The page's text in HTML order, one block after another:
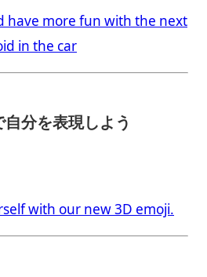
have more fun with the next
in the car
分を表現しよう
with our new 3D emoji.